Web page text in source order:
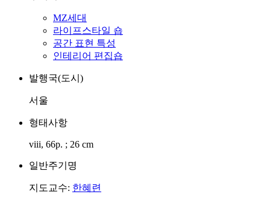
MZ세대
라이프스타일 숍
공간 표현 특성
인테리어 편집숍
발행국(도시)
서울
형태사항
viii, 66p. ; 26 cm
일반주기명
지도교수: 한혜련